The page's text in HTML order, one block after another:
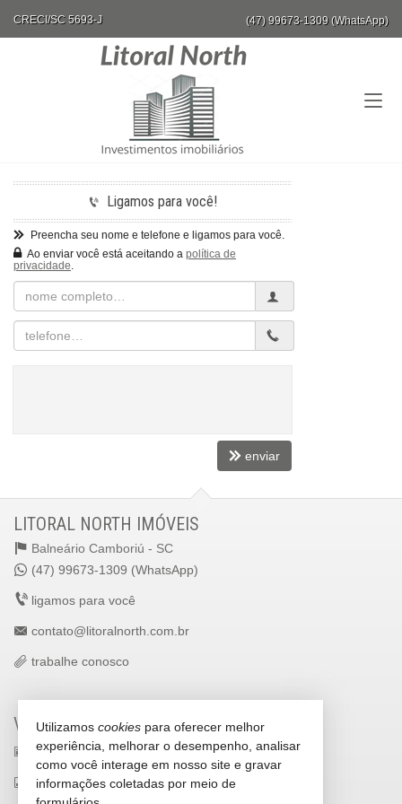
CRECI/SC 5693-J (47) 99673-1309 (WhatsApp)
Ligamos para você!
Preencha seu nome e telefone e ligamos para você.
Ao enviar você está aceitando a política de
privacidade.
Completo
Telefone
enviar
LITORAL NORTH IMÓVEIS
Balneário Camboriú - SC
(47) 99673-1309 (WhatsApp)
ligamos para você
contato@litoralnorth.com.br
trabalhe conosco
VEJA MAIS
receba nosso newsletter
indicadores financeiros
Utilizamos cookies para oferecer melhor
experiência, melhorar o desempenho, analisar
como você interage em nosso site e gravar
informações coletadas por meio de